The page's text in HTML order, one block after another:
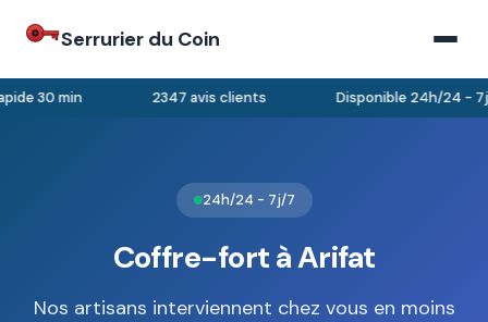
Serrurier du Coin
30 min 2347 avis clients Disponible 24h/24 - 7j/
24h/24 - 7j/7
Coffre-fort à Arifat
Nos artisans interviennent chez vous en moins